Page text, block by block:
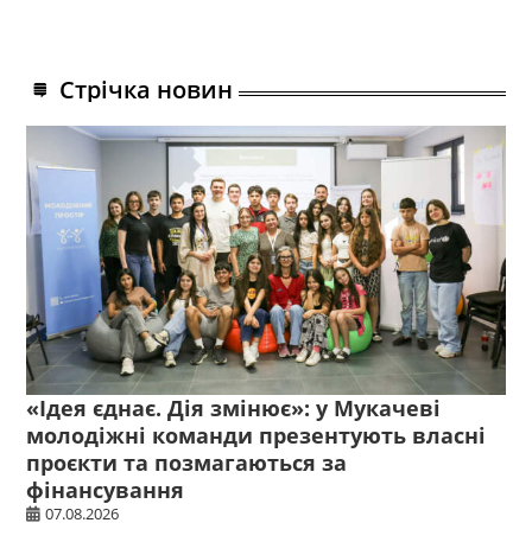
Стрічка новин
«Ідея єднає. Дія змінює»: у Мукачеві
молодіжні команди презентують власні
проєкти та позмагаються за
фінансування
07.08.2026